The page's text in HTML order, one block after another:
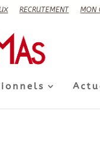
RECRUTEMENT MON